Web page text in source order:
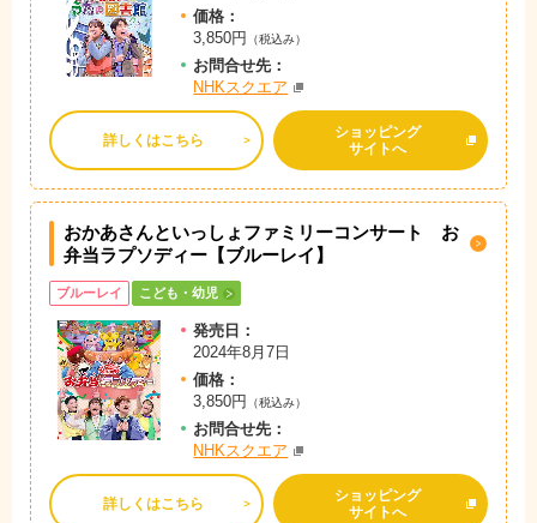
価格：
3,850円
（税込み）
お問合せ先：
NHKスクエア
詳しくはこちら
ショッピング
サイトへ
おかあさんといっしょファミリーコンサート お
弁当ラプソディー【ブルーレイ】
ブルーレイ こども・幼児
発売日：
2024年8月7日
価格：
3,850円
（税込み）
お問合せ先：
NHKスクエア
詳しくはこちら
ショッピング
サイトへ